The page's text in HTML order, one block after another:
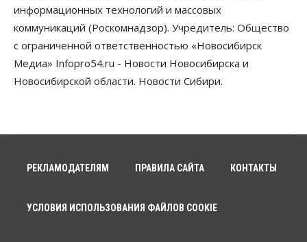
10 Августа 2026, 12:00
Общество
НГУ обновил рекорд по числу абитуриентов
10 Августа 2026, 11:30
Общество
ПСБ нарастил объемы факторинга МСБ в
информационных технологий и массовых
коммуникаций (Роскомнадзор). Учредитель: Общество
с ограниченной ответственностью «Новосибирск
Медиа» Infopro54.ru - Новости Новосибирска и
Новосибирской области. Новости Сибири.
РЕКЛАМОДАТЕЛЯМ ПРАВИЛА САЙТА КОНТАКТЫ
УСЛОВИЯ ИСПОЛЬЗОВАНИЯ ФАЙЛОВ COOKIE